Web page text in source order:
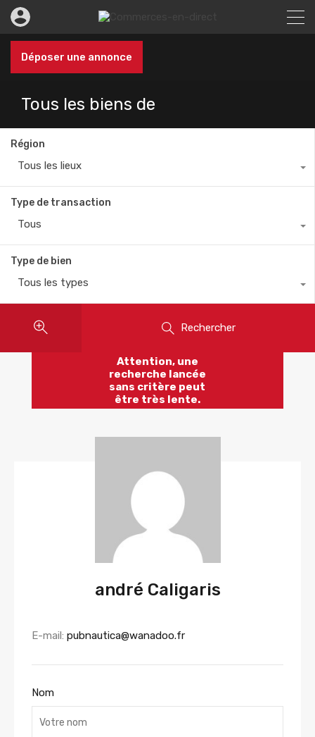
Déposer une annonce
Tous les biens de
Région
Tous les lieux
Type de transaction
Tous
Type de bien
Tous les types
Rechercher
Attention, une
recherche lancée
sans critère peut
être très lente.
andré Caligaris
E-mail: pubnautica@wanadoo.fr
Nom